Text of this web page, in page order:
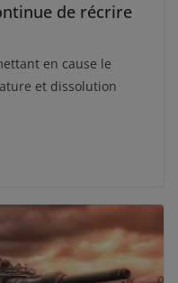
de récrire
en cause le
et dissolution